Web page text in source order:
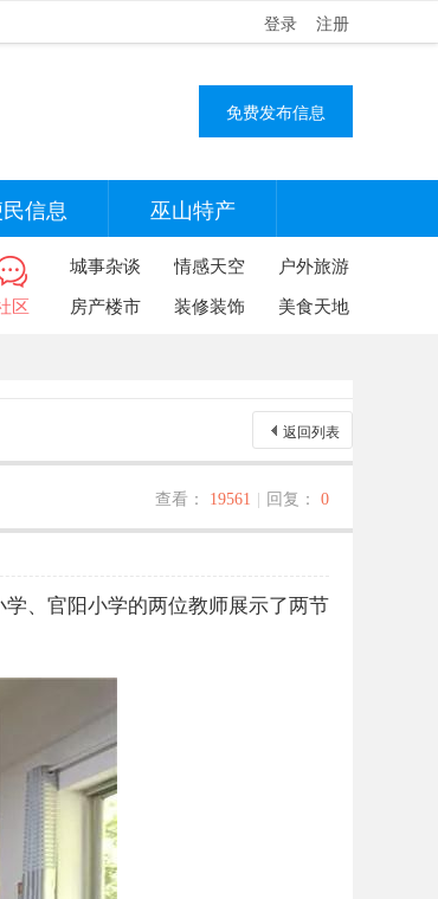
登录 注册
免费发布信息
信息 巫山特产
区
城事杂谈 情感天空
户外旅游
房产楼市
装修装饰 美食天地
返回列表
查看： 19561 回复： 0
、官阳小学的两位教师展示了两节